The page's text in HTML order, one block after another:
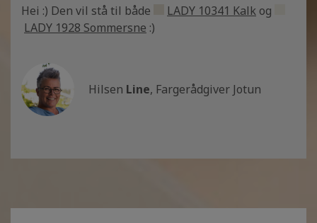
Hei :) Den vil stå til både LADY 10341 Kalk og
LADY 1928 Sommersne :)
Hilsen Line, Fargerådgiver Jotun